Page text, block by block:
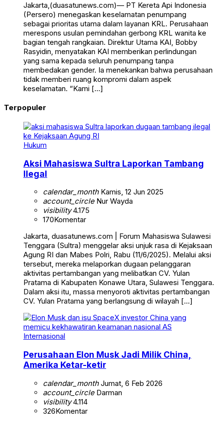
Jakarta,(duasatunews.com)— PT Kereta Api Indonesia
(Persero) menegaskan keselamatan penumpang
sebagai prioritas utama dalam layanan KRL. Perusahaan
merespons usulan pemindahan gerbong KRL wanita ke
bagian tengah rangkaian. Direktur Utama KAI, Bobby
Rasyidin, menyatakan KAI memberikan perlindungan
yang sama kepada seluruh penumpang tanpa
membedakan gender. Ia menekankan bahwa perusahaan
tidak memberi ruang kompromi dalam aspek
keselamatan. “Kami […]
Terpopuler
Hukum
Aksi Mahasiswa Sultra Laporkan Tambang
Ilegal
calendar_monthKamis, 12 Jun 2025
account_circleNur Wayda
visibility4.175
170Komentar
Jakarta, duasatunews.com | Forum Mahasiswa Sulawesi
Tenggara (Sultra) menggelar aksi unjuk rasa di Kejaksaan
Agung RI dan Mabes Polri, Rabu (11/6/2025). Melalui aksi
tersebut, mereka melaporkan dugaan pelanggaran
aktivitas pertambangan yang melibatkan CV. Yulan
Pratama di Kabupaten Konawe Utara, Sulawesi Tenggara.
Dalam aksi itu, massa menyoroti aktivitas pertambangan
CV. Yulan Pratama yang berlangsung di wilayah […]
Internasional
Perusahaan Elon Musk Jadi Milik China,
Amerika Ketar-ketir
calendar_monthJumat, 6 Feb 2026
account_circleDarman
visibility4.114
326Komentar